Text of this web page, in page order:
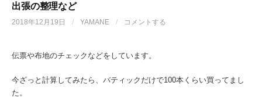
出張の整理など
2018年12月19日 / YAMANE / コメントする
伝票や布地のチェックなどをしています。
今ざっと計算してみたら、バティックだけで100本くらい買ってまし
た。